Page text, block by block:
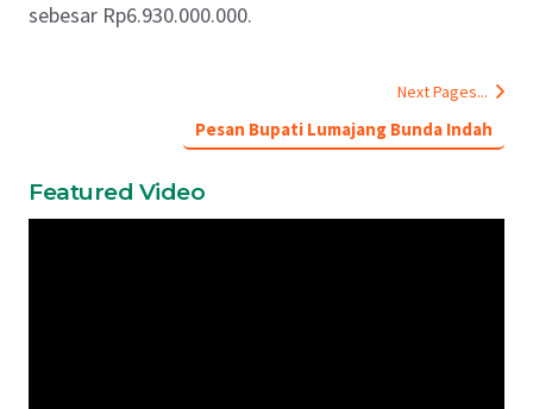
sebesar Rp6.930.000.000.
Next Pages...
Pesan Bupati Lumajang Bunda Indah
Featured Video